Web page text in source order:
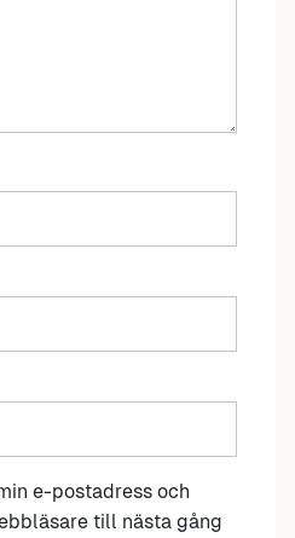
e-postadress och
till nästa gång